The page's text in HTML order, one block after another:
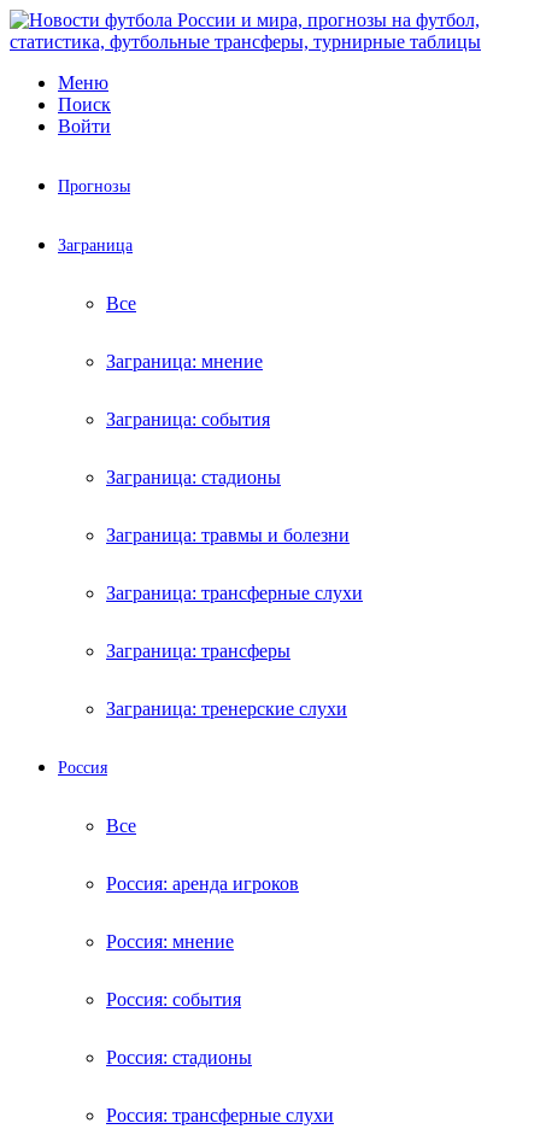
Меню
Поиск
Войти
Прогнозы
Заграница
Все
Заграница: мнение
Заграница: события
Заграница: стадионы
Заграница: травмы и болезни
Заграница: трансферные слухи
Заграница: трансферы
Заграница: тренерские слухи
Россия
Все
Россия: аренда игроков
Россия: мнение
Россия: события
Россия: стадионы
Россия: трансферные слухи